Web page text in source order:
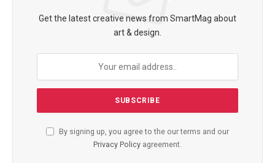
Get the latest creative news from SmartMag about
art & design.
By signing up, you agree to the our terms and our
Privacy Policy agreement.